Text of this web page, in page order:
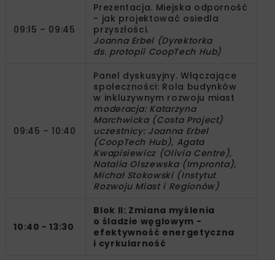
09:15 – 09:45
Prezentacja. Miejska odporność
- jak projektować osiedla
przyszłości.
Joanna Erbel (Dyrektorka
ds. protopii CoopTech Hub)
09:45 – 10:40
Panel dyskusyjny. Włączające
społeczności: Rola budynków
w inkluzywnym rozwoju miast
moderacja: Katarzyna
Marchwicka (Costa Project)
uczestnicy: Joanna Erbel
(CoopTech Hub), Agata
Kwapisiewicz (Olivia Centre),
Natalia Olszewska (Impronta),
Michał Stokowski (Instytut
Rozwoju Miast i Regionów)
10:40 - 13:30
Blok II: Zmiana myślenia
o śladzie węglowym -
efektywność energetyczna
i cyrkularność